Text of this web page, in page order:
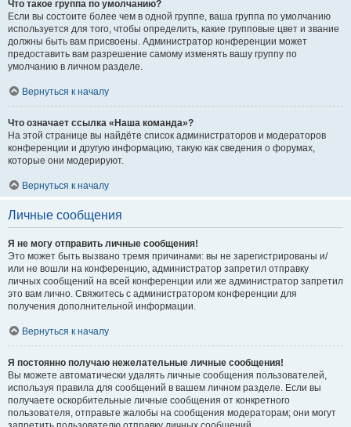
Что такое группа по умолчанию?
Если вы состоите более чем в одной группе, ваша группа по умолчанию
используется для того, чтобы определить, какие групповые цвет и звание
должны быть вам присвоены. Администратор конференции может
предоставить вам разрешение самому изменять вашу группу по
умолчанию в личном разделе.
Вернуться к началу
Что означает ссылка «Наша команда»?
На этой странице вы найдёте список администраторов и модераторов
конференции и другую информацию, такую как сведения о форумах,
которые они модерируют.
Вернуться к началу
Личные сообщения
Я не могу отправить личные сообщения!
Это может быть вызвано тремя причинами: вы не зарегистрированы и/
или не вошли на конференцию, администратор запретил отправку
личных сообщений на всей конференции или же администратор запретил
это вам лично. Свяжитесь с администратором конференции для
получения дополнительной информации.
Вернуться к началу
Я постоянно получаю нежелательные личные сообщения!
Вы можете автоматически удалять личные сообщения пользователей,
используя правила для сообщений в вашем личном разделе. Если вы
получаете оскорбительные личные сообщения от конкретного
пользователя, отправьте жалобы на сообщения модераторам; они могут